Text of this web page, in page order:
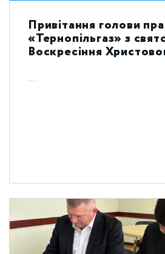
Привітання голови
«Тернопільгаз» з
Воскресіння
...